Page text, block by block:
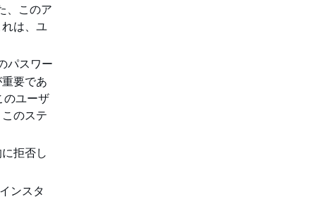
、このア
は、ユ
パスワー
要であ
のユーザ
のステ
拒否し
インスタ